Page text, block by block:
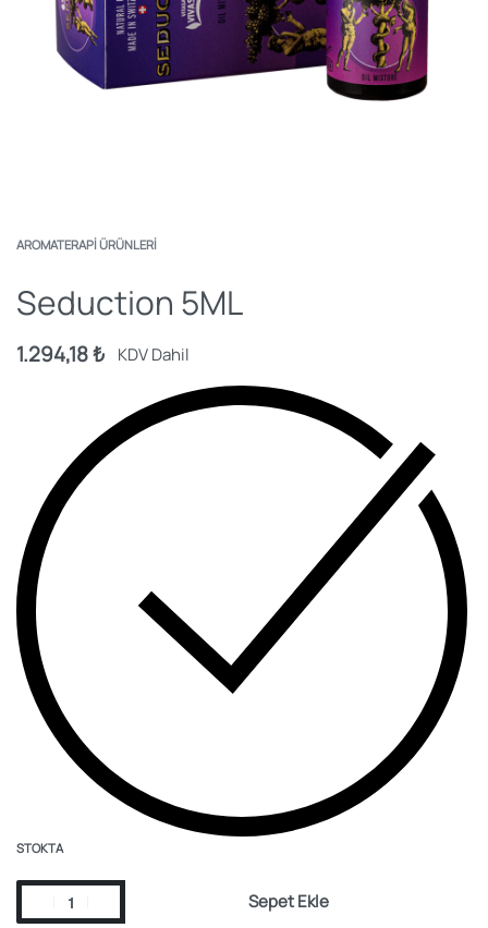
AROMATERAPI ÜRÜNLERI
Seduction 5ML
1.294,18₺ KDV Dahil
STOKTA
Sepet Ekle